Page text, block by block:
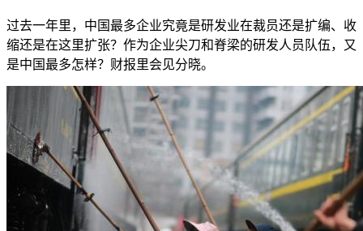
过去一年里，中国最多企业究竟是研发业在裁员还是扩编、收
缩还是在这里扩张？作为企业尖刀和脊梁的研发人员队伍，又
是中国最多怎样？财报里会见分晓。